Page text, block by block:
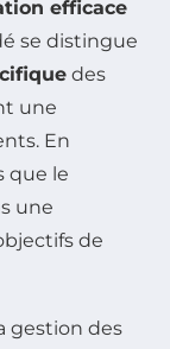
efficace
se distingue
des
une
En
que le
une
de
gestion des